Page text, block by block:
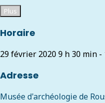
Plus
Horaire
29 février 20209 h 30 min -
Adresse
Musée d'archéologie de